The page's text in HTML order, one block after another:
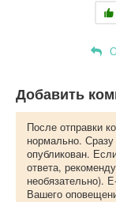
Добавить
После отправки
нормально.
опубликован.
ответа,
необязательно).
Вашего